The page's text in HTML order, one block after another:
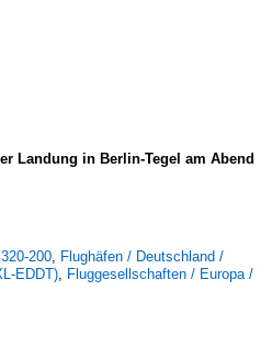
Landung in Berlin-Tegel am Abend
200, Flughäfen / Deutschland /
EDDT), Fluggesellschaften / Europa /